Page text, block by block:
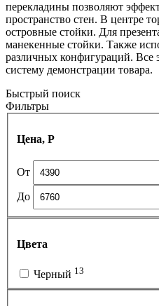
перекладины позволяют
пространство стен. В центре
островные стойки. Для
манекенные стойки. Также
различных конфигураций. Все
систему демонстрации товара.
Быстрый поиск
Фильтры
Цена, Р
От
До
Цвета
Черный 13